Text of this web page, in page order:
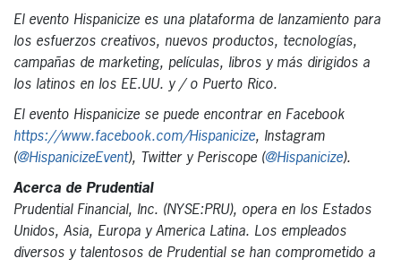
El evento Hispanicize es una plataforma de lanzamiento para
los esfuerzos creativos, nuevos productos, tecnologías,
campañas de marketing, películas, libros y más dirigidos a
los latinos en los EE.UU. y / o Puerto Rico.
El evento Hispanicize se puede encontrar en Facebook
https://www.facebook.com/Hispanicize, Instagram
(@HispanicizeEvent), Twitter y Periscope (@Hispanicize).
Acerca de Prudential
Prudential Financial, Inc. (NYSE:PRU), opera en los Estados
Unidos, Asia, Europa y America Latina. Los empleados
diversos y talentosos de Prudential se han comprometido a